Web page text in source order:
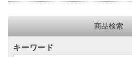
商品検索
キーワード